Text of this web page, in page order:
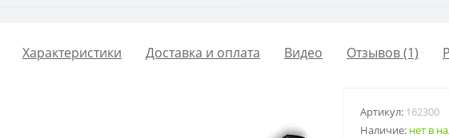
Характеристики Доставка и оплата Видео Отзывов (1)
Артикул: 162300
Наличие: нет в